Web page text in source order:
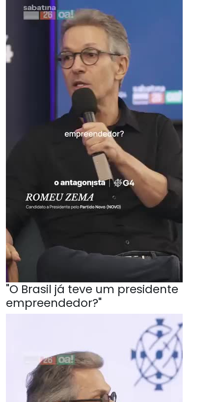
"O Brasil já teve um presidente
empreendedor?"